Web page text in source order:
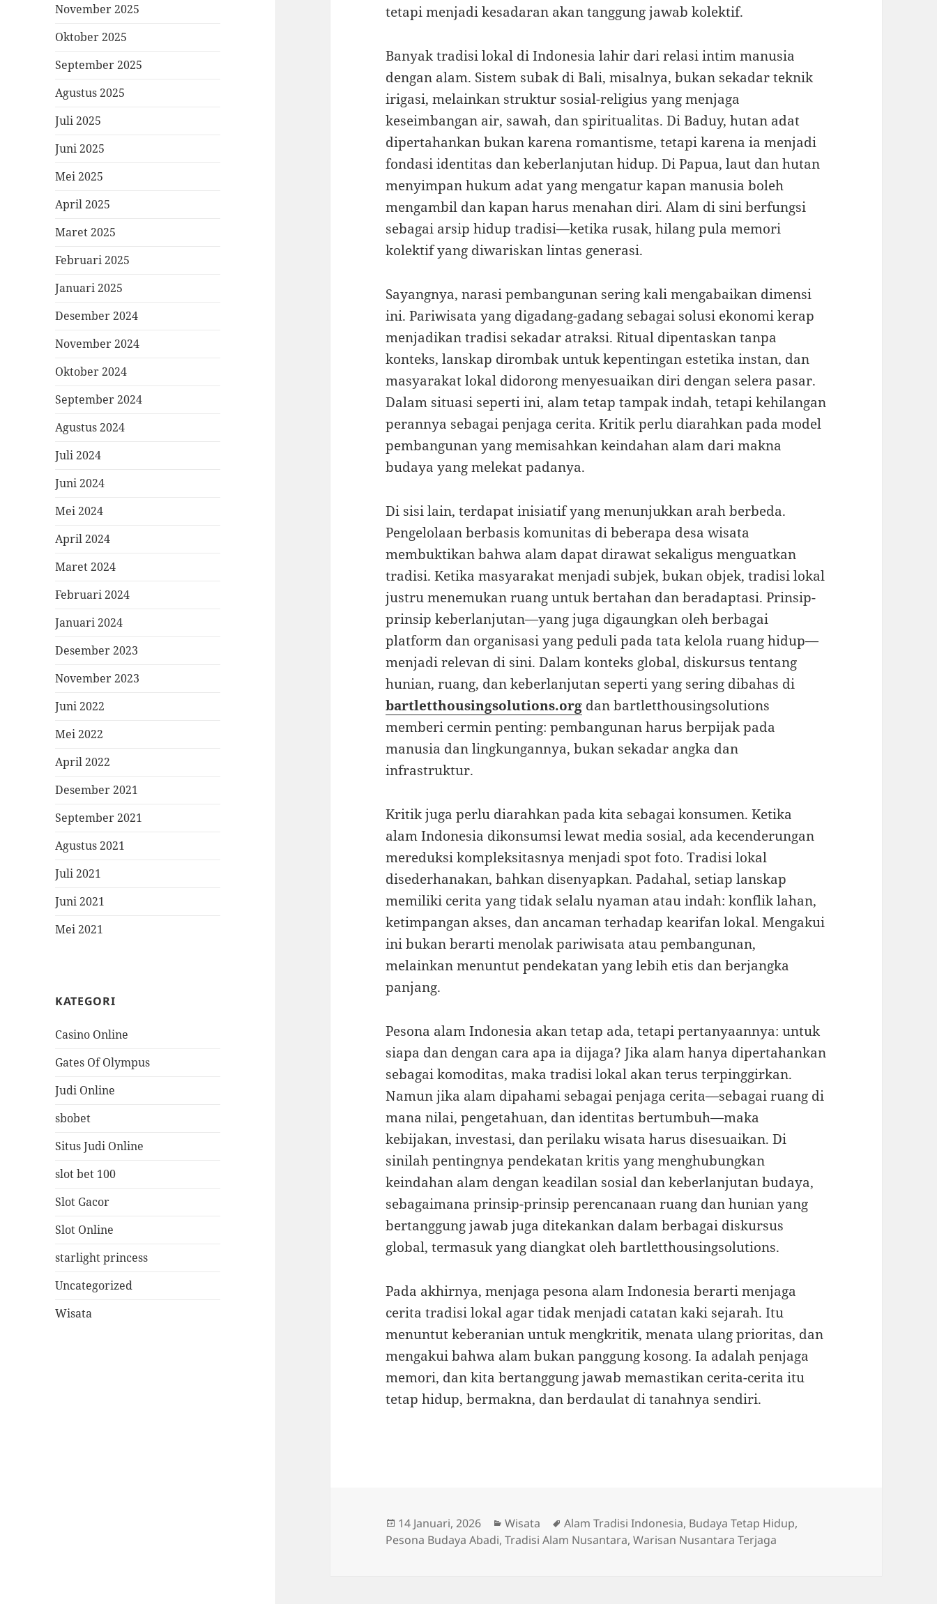
November 2025
Oktober 2025
September 2025
Agustus 2025
Juli 2025
Juni 2025
Mei 2025
April 2025
Maret 2025
Februari 2025
Januari 2025
Desember 2024
November 2024
Oktober 2024
September 2024
Agustus 2024
Juli 2024
Juni 2024
Mei 2024
April 2024
Maret 2024
Februari 2024
Januari 2024
Desember 2023
November 2023
Juni 2022
Mei 2022
April 2022
Desember 2021
September 2021
Agustus 2021
Juli 2021
Juni 2021
Mei 2021
KATEGORI
Casino Online
Gates Of Olympus
Judi Online
sbobet
Situs Judi Online
slot bet 100
Slot Gacor
Slot Online
starlight princess
Uncategorized
Wisata
tetapi menjadi kesadaran akan tanggung jawab kolektif.
Banyak tradisi lokal di Indonesia lahir dari relasi intim manusia
dengan alam. Sistem subak di Bali, misalnya, bukan sekadar teknik
irigasi, melainkan struktur sosial-religius yang menjaga
keseimbangan air, sawah, dan spiritualitas. Di Baduy, hutan adat
dipertahankan bukan karena romantisme, tetapi karena ia menjadi
fondasi identitas dan keberlanjutan hidup. Di Papua, laut dan hutan
menyimpan hukum adat yang mengatur kapan manusia boleh
mengambil dan kapan harus menahan diri. Alam di sini berfungsi
sebagai arsip hidup tradisi—ketika rusak, hilang pula memori
kolektif yang diwariskan lintas generasi.
Sayangnya, narasi pembangunan sering kali mengabaikan dimensi
ini. Pariwisata yang digadang-gadang sebagai solusi ekonomi kerap
menjadikan tradisi sekadar atraksi. Ritual dipentaskan tanpa
konteks, lanskap dirombak untuk kepentingan estetika instan, dan
masyarakat lokal didorong menyesuaikan diri dengan selera pasar.
Dalam situasi seperti ini, alam tetap tampak indah, tetapi kehilangan
perannya sebagai penjaga cerita. Kritik perlu diarahkan pada model
pembangunan yang memisahkan keindahan alam dari makna
budaya yang melekat padanya.
Di sisi lain, terdapat inisiatif yang menunjukkan arah berbeda.
Pengelolaan berbasis komunitas di beberapa desa wisata
membuktikan bahwa alam dapat dirawat sekaligus menguatkan
tradisi. Ketika masyarakat menjadi subjek, bukan objek, tradisi lokal
justru menemukan ruang untuk bertahan dan beradaptasi. Prinsip-
prinsip keberlanjutan—yang juga digaungkan oleh berbagai
platform dan organisasi yang peduli pada tata kelola ruang hidup—
menjadi relevan di sini. Dalam konteks global, diskursus tentang
hunian, ruang, dan keberlanjutan seperti yang sering dibahas di
bartletthousingsolutions.org dan bartletthousingsolutions
memberi cermin penting: pembangunan harus berpijak pada
manusia dan lingkungannya, bukan sekadar angka dan
infrastruktur.
Kritik juga perlu diarahkan pada kita sebagai konsumen. Ketika
alam Indonesia dikonsumsi lewat media sosial, ada kecenderungan
mereduksi kompleksitasnya menjadi spot foto. Tradisi lokal
disederhanakan, bahkan disenyapkan. Padahal, setiap lanskap
memiliki cerita yang tidak selalu nyaman atau indah: konflik lahan,
ketimpangan akses, dan ancaman terhadap kearifan lokal. Mengakui
ini bukan berarti menolak pariwisata atau pembangunan,
melainkan menuntut pendekatan yang lebih etis dan berjangka
panjang.
Pesona alam Indonesia akan tetap ada, tetapi pertanyaannya: untuk
siapa dan dengan cara apa ia dijaga? Jika alam hanya dipertahankan
sebagai komoditas, maka tradisi lokal akan terus terpinggirkan.
Namun jika alam dipahami sebagai penjaga cerita—sebagai ruang di
mana nilai, pengetahuan, dan identitas bertumbuh—maka
kebijakan, investasi, dan perilaku wisata harus disesuaikan. Di
sinilah pentingnya pendekatan kritis yang menghubungkan
keindahan alam dengan keadilan sosial dan keberlanjutan budaya,
sebagaimana prinsip-prinsip perencanaan ruang dan hunian yang
bertanggung jawab juga ditekankan dalam berbagai diskursus
global, termasuk yang diangkat oleh bartletthousingsolutions.
Pada akhirnya, menjaga pesona alam Indonesia berarti menjaga
cerita tradisi lokal agar tidak menjadi catatan kaki sejarah. Itu
menuntut keberanian untuk mengkritik, menata ulang prioritas, dan
mengakui bahwa alam bukan panggung kosong. Ia adalah penjaga
memori, dan kita bertanggung jawab memastikan cerita-cerita itu
tetap hidup, bermakna, dan berdaulat di tanahnya sendiri.
Diposkan
pada
14 Januari, 2026 Kategori
Wisata Tag
Alam Tradisi Indonesia, Budaya Tetap Hidup,
Pesona Budaya Abadi,Tradisi Alam Nusantara,Warisan Nusantara Terjaga